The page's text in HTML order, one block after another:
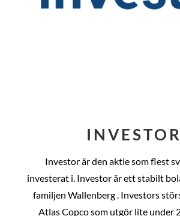
INVESTOR
Investor är den aktie som flest
investerat i. Investor är ett stabilt
familjen Wallenberg . Investors
Atlas Copco som utgör lite under